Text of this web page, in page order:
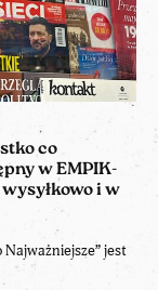
co
w EMPIK-
i w
Najważniejsze” jest